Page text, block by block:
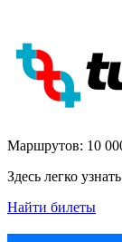
Маршрутов: 10
Здесь легко
Найти билеты